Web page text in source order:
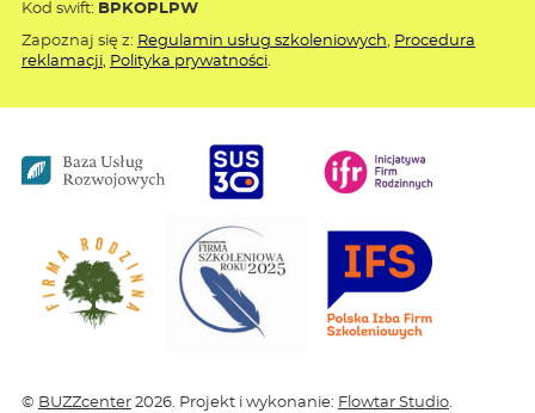
Kod swift: BPKOPLPW
Zapoznaj się z: Regulamin usług szkoleniowych, Procedura
reklamacji, Polityka prywatności.
© BUZZcenter2026. Projekt i wykonanie: Flowtar Studio.